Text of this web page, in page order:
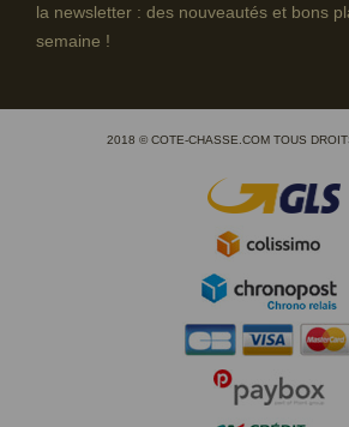
la newsletter : des nouveautés et bons
semaine !
2018 © COTE-CHASSE.COM TOUS